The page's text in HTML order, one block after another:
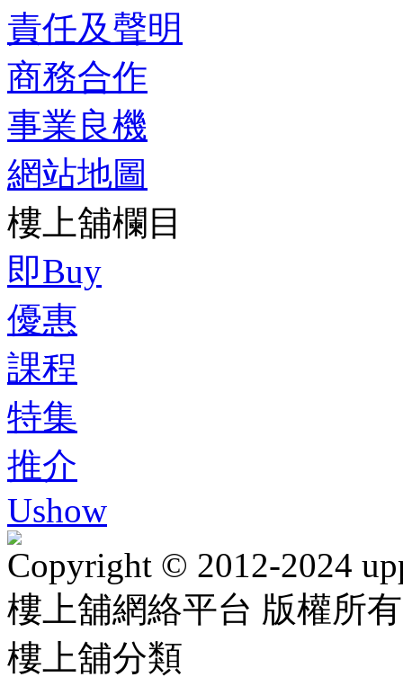
責任及聲明
商務合作
事業良機
網站地圖
樓上舖欄目
即Buy
優惠
課程
特集
推介
Ushow
Copyright © 2012-2024
樓上舖網絡平台 版權所
樓上舖分類